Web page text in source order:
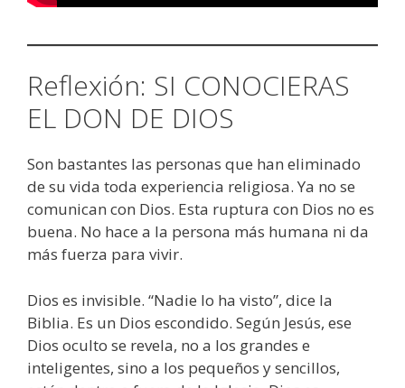
Reflexión: SI CONOCIERAS
EL DON DE DIOS
Son bastantes las personas que han eliminado
de su vida toda experiencia religiosa. Ya no se
comunican con Dios. Esta ruptura con Dios no es
buena. No hace a la persona más humana ni da
más fuerza para vivir.
Dios es invisible. “Nadie lo ha visto”, dice la
Biblia. Es un Dios escondido. Según Jesús, ese
Dios oculto se revela, no a los grandes e
inteligentes, sino a los pequeños y sencillos,